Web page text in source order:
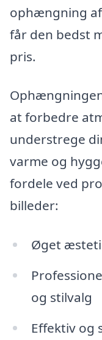
ophængning af
får den bedst
pris.
at forbedre
understrege
varme og
fordele ved
billeder:
Øget
og stilvalg
Effektiv og